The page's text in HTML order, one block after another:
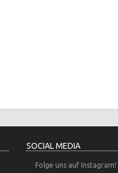
SOCIAL MEDIA
Folge uns auf Instagram!